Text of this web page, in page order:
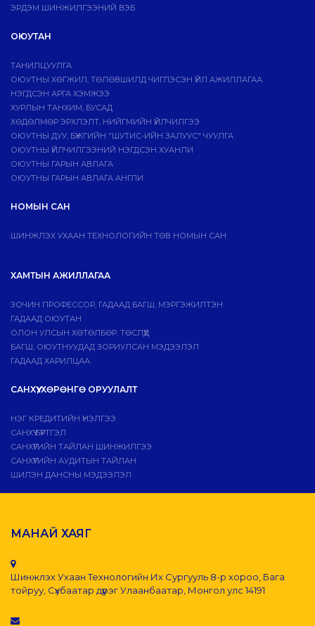
ЭРДЭМ ШИНЖИЛГЭЭНИЙ ВЭБ
ОЮУТАН
ТАНИЛЦУУЛГА
ОЮУТНЫ ХӨГЖИЛ, ТӨЛӨВШИЛД ЧИГЛЭСЭН ҮЙЛ АЖИЛЛАГАА
НЭГДСЭН АРГА ХЭМЖЭЭ
ХУРЛЫН ТАНХИМ, БУСАД
ХӨДӨЛМӨР ЭРХЛЭЛТ, НИЙГМИЙН ҮЙЛЧИЛГЭЭ
ОЮУТНЫ ДУУ, БҮЖГИЙН "ШУТИС-ИЙН ЗАЛУУС" ЧУУЛГА
ОЮУТНЫ ҮЙЛЧИЛГЭЭНИЙ НЭГДСЭН ХУАНЛИ
ОЮУТНЫ ГАРЫН АВЛАГА
ОЮУТНЫ ГАРЫН АВЛАГА АНГЛИ
НОМЫН САН
ШИНЖЛЭХ УХААН ТЕХНОЛОГИЙН ТӨВ НОМЫН САН
ХАМТЫН АЖИЛЛАГАА
ЗОЧИН ПРОФЕССОР, ГАДААД БАГШ, МЭРГЭЖИЛТЭН
ГАДААД ОЮУТАН
ОЛОН УЛСЫН ХӨТӨЛБӨР, ТӨСЛҮҮД
БАГШ, ОЮУТНУУДАД ЗОРИУЛСАН МЭДЭЭЛЭЛ
ГАДААД ХАРИЛЦАА
САНХҮҮ, ХӨРӨНГӨ ОРУУЛАЛТ
НЭГ КРЕДИТИЙН ҮНЭЛГЭЭ
САНХҮҮ БҮРТГЭЛ
САНХҮҮГИЙН ТАЙЛАН ШИНЖИЛГЭЭ
САНХҮҮГИЙН АУДИТЫН ТАЙЛАН
ШИЛЭН ДАНСНЫ МЭДЭЭЛЭЛ
МАНАЙ ХАЯГ
Шинжлэх Ухаан Технологийн Их Сургууль 8-р хороо, Бага
тойруу, Сүхбаатар дүүрэг Улаанбаатар, Монгол улс 14191